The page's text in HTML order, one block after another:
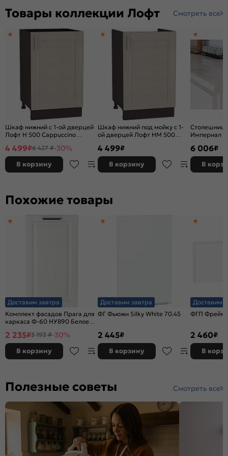
Товары коллекции Лофт Смотреть все
Шкаф нижний с 1-ой дверцей
Лофт Н 500 Cappuccino
4 499₽6 427 ₽-30%
В корзину
Шкаф нижний под мойку с 1-
ой дверцей Лофт НМ 500
4 499₽
В корзину
Империал
6 006₽
В
Похожие товары
Доставим завтра
Комплект фасадов Прага для
каркаса Ф-60 НУ890 Белое
2 235₽3 193 ₽-30%
В корзину
Доставим завтра
ФГ Фьюжн Silky White 70.45
2 445₽
В корзину
Доставим
ФГП Фрейм
2 460₽
В
Полезные советы Смотреть все